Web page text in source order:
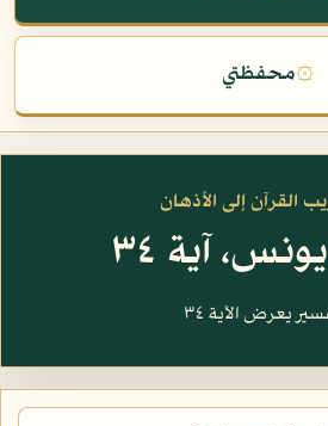
۞محفظتي
القرآن إلى الأذهان
آية ٣٤
يعرض الآية ٣٤